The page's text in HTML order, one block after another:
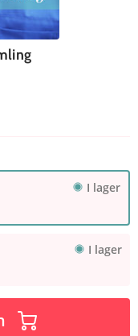
I lager
I lager